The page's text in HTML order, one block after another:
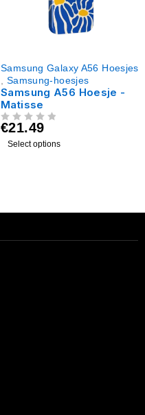
Samsung Galaxy A56 Hoesjes
, Samsung-hoesjes
Samsung A56 Hoesje -
Matisse
€21.49
Select options